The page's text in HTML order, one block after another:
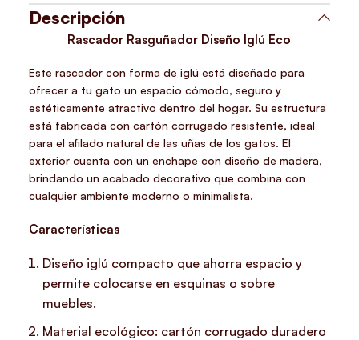
Descripción
Rascador Rasguñador Diseño Iglú Eco
Este rascador con forma de iglú está diseñado para
ofrecer a tu gato un espacio cómodo, seguro y
estéticamente atractivo dentro del hogar. Su estructura
está fabricada con cartón corrugado resistente, ideal
para el afilado natural de las uñas de los gatos. El
exterior cuenta con un enchape con diseño de madera,
brindando un acabado decorativo que combina con
cualquier ambiente moderno o minimalista.
Características
Diseño iglú compacto que ahorra espacio y
permite colocarse en esquinas o sobre
muebles.
Material ecológico: cartón corrugado duradero